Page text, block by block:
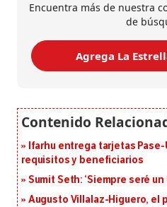
Encuentra más de nuestra
de
Agrega La
Ifarhu entrega tarjetas
requisitos y beneficiarios
Sumit Seth: ‘Siempre seré un
Augusto Villalaz-Higuero, el